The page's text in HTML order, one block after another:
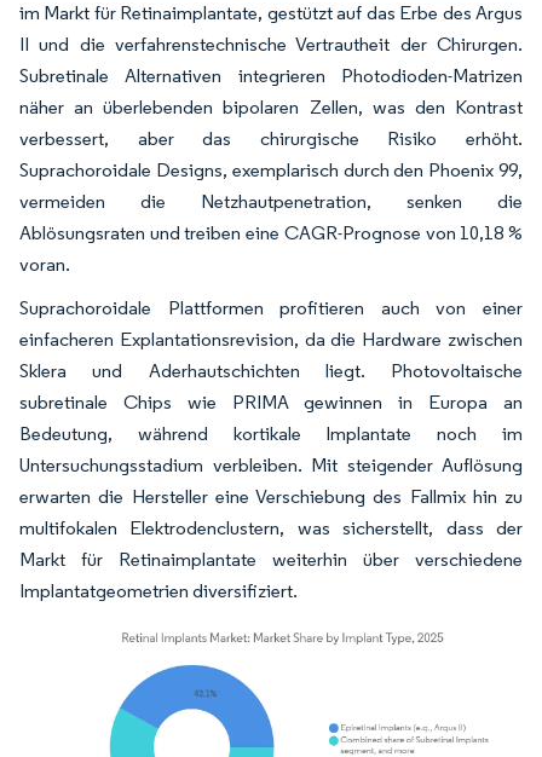
im Markt für Retinaimplantate, gestützt auf das Erbe des Argus
II und die verfahrenstechnische Vertrautheit der Chirurgen.
Subretinale Alternativen integrieren Photodioden-Matrizen
näher an überlebenden bipolaren Zellen, was den Kontrast
verbessert, aber das chirurgische Risiko erhöht.
Suprachoroidale Designs, exemplarisch durch den Phoenix 99,
vermeiden die Netzhautpenetration, senken die
Ablösungsraten und treiben eine CAGR-Prognose von 10,18 %
voran.
Suprachoroidale Plattformen profitieren auch von einer
einfacheren Explantationsrevision, da die Hardware zwischen
Sklera und Aderhautschichten liegt. Photovoltaische
subretinale Chips wie PRIMA gewinnen in Europa an
Bedeutung, während kortikale Implantate noch im
Untersuchungsstadium verbleiben. Mit steigender Auflösung
erwarten die Hersteller eine Verschiebung des Fallmix hin zu
multifokalen Elektrodenclustern, was sicherstellt, dass der
Markt für Retinaimplantate weiterhin über verschiedene
Implantatgeometrien diversifiziert.